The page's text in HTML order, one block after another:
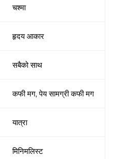
चश्मा
हृदय आकार
सबैको साथ
कफी मग, पेय सामग्री कफी मग
यात्रा
मिनिमलिस्ट